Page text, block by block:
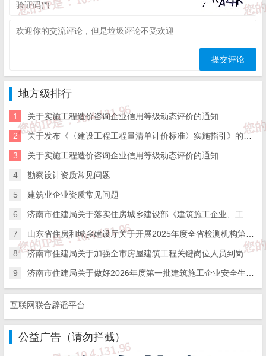
地方级排行
1 关于实施工程造价咨询企业信用等级动态评价的通知
2 关于发布《〈建设工程工程量清单计价标准〉实施指引》的通知
3 关于实施工程造价咨询企业信用等级动态评价的通知
4 勘察设计资质常见问题
5 建筑业企业资质常见问题
6 济南市住建局关于落实住房城乡建设部《建筑施工企业、工程项目安全生产管理机构设置及安全生产管理人员配备办法》的通知
7 山东省住房和城乡建设厅关于开展2025年度全省检测机构第二次能力验证工作的通知
8 济南市住建局关于加强全市房屋建筑工程关键岗位人员到岗履职数字化监管的通知
9 济南市住建局关于做好2026年度第一批建筑施工企业安全生产管理人员考试报名工作的通知
网联合辟谣平台
公益广告（请勿拦截）